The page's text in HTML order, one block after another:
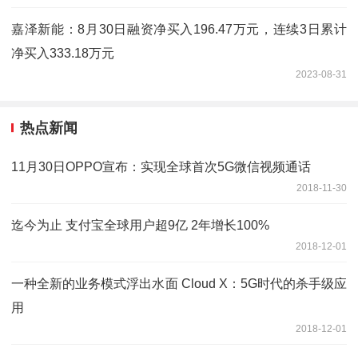
嘉泽新能：8月30日融资净买入196.47万元，连续3日累计
净买入333.18万元
2023-08-31
热点新闻
11月30日OPPO宣布：实现全球首次5G微信视频通话
2018-11-30
迄今为止 支付宝全球用户超9亿 2年增长100%
2018-12-01
一种全新的业务模式浮出水面 Cloud X：5G时代的杀手级应
用
2018-12-01